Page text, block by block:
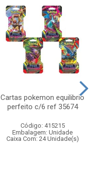
Cartas pokemon equilibrio
perfeito c/6 ref 35674
Código: 415215
Embalagem: Unidade
Caixa Com: 24 Unidade(s)